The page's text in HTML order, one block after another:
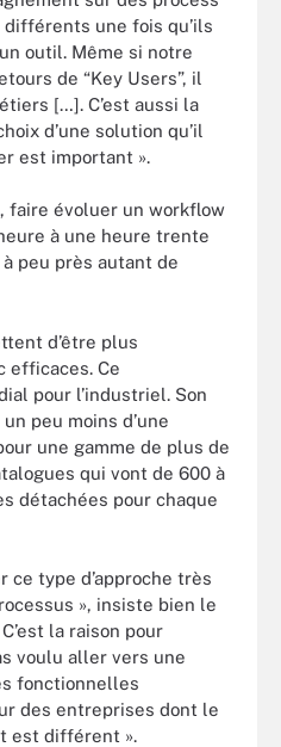
une fois qu’ils
outil. Même si notre
de “Key Users”, il
[…]. C’est aussi la
d’une solution qu’il
est important ».
faire évoluer un workflow
à une heure trente
peu près autant de
d’être plus
efficaces. Ce
pour l’industriel. Son
peu moins d’une
une gamme de plus de
qui vont de 600 à
détachées pour chaque
ce type d’approche très
», insiste bien le
la raison pour
voulu aller vers une
fonctionnelles
des entreprises dont le
est différent ».